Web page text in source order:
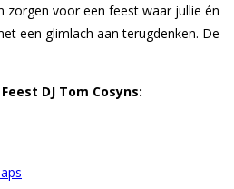
zorgen voor een feest waar jullie én
een glimlach aan terugdenken. De
DJ Tom Cosyns: